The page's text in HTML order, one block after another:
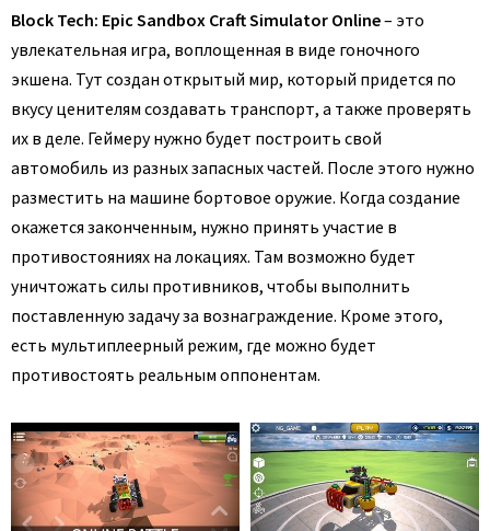
Block Tech: Epic Sandbox Craft Simulator Online– это
увлекательная игра, воплощенная в виде гоночного
экшена. Тут создан открытый мир, который придется по
вкусу ценителям создавать транспорт, а также проверять
их в деле. Геймеру нужно будет построить свой
автомобиль из разных запасных частей. После этого нужно
разместить на машине бортовое оружие. Когда создание
окажется законченным, нужно принять участие в
противостояниях на локациях. Там возможно будет
уничтожать силы противников, чтобы выполнить
поставленную задачу за вознаграждение. Кроме этого,
есть мультиплеерный режим, где можно будет
противостоять реальным оппонентам.